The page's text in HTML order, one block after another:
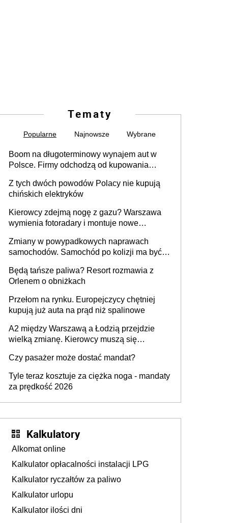
Tematy
Popularne Najnowsze Wybrane
Boom na długoterminowy wynajem aut w
Polsce. Firmy odchodzą od kupowania
Z tych dwóch powodów Polacy nie kupują
chińskich elektryków
Kierowcy zdejmą nogę z gazu? Warszawa
wymienia fotoradary i montuje nowe
Zmiany w powypadkowych naprawach
samochodów. Samochód po kolizji ma być
technologią producenta
Będą tańsze paliwa? Resort rozmawia z
Orlenem o obniżkach
Przełom na rynku. Europejczycy chętniej
kupują już auta na prąd niż spalinowe
A2 między Warszawą a Łodzią przejdzie
wielką zmianę. Kierowcy muszą się
Czy pasażer może dostać mandat?
Tyle teraz kosztuje za ciężka noga - mandaty
za prędkość 2026
Kalkulatory
Alkomat online
Kalkulator opłacalności instalacji LPG
Kalkulator ryczałtów za paliwo
Kalkulator urlopu
Kalkulator ilości dni